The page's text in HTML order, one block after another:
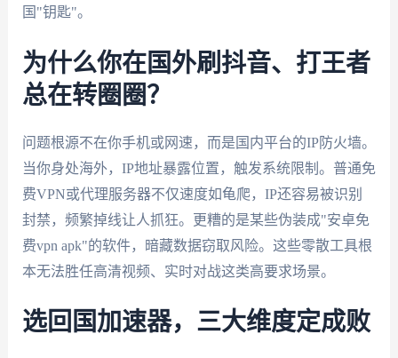
国"钥匙"。
为什么你在国外刷抖音、打王者
总在转圈圈？
问题根源不在你手机或网速，而是国内平台的IP防火墙。
当你身处海外，IP地址暴露位置，触发系统限制。普通免
费VPN或代理服务器不仅速度如龟爬，IP还容易被识别
封禁，频繁掉线让人抓狂。更糟的是某些伪装成"安卓免
费vpn apk"的软件，暗藏数据窃取风险。这些零散工具根
本无法胜任高清视频、实时对战这类高要求场景。
选回国加速器，三大维度定成败